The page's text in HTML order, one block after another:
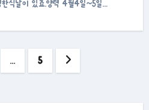
식날이 있죠.양력 4월4일~5일…
… 5